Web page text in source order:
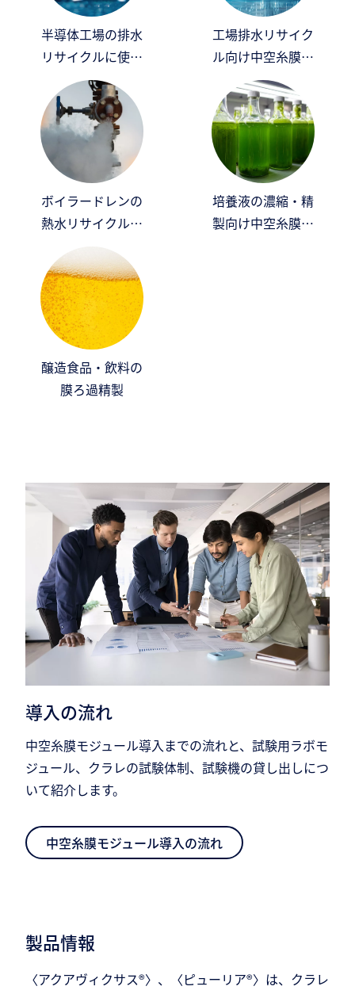
半導体工場の排水
リサイクルに使う
中空糸膜
工場排水リサイク
ル向け中空糸膜ろ
過システム
ボイラードレンの
熱水リサイクル向
培養液の濃縮・精
製向け中空糸膜ろ
醸造食品・飲料の
膜ろ過精製
導入の流れ
中空糸膜モジュール導入までの流れと、試験用ラボモ
ジュール、クラレの試験体制、試験機の貸し出しにつ
いて紹介します。
中空糸膜モジュール導入の流れ
製品情報
〈アクアヴィクサス®〉、〈ピューリア®〉は、クラレ